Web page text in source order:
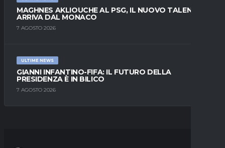
MAGHNES AKLIOUCHE AL PSG, IL NUOVO TALENTO
ARRIVA DAL MONACO
7 AGOSTO 2026
ULTIME NEWS
GIANNI INFANTINO-FIFA: IL FUTURO DELLA
PRESIDENZA È IN BILICO
7 AGOSTO 2026